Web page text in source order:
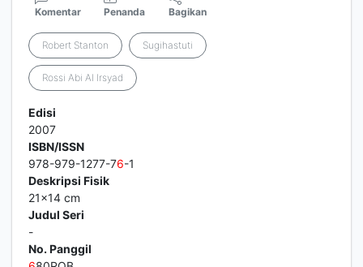
Komentar Penanda Bagikan
Robert Stanton Sugihastuti
Rossi Abi Al Irsyad
Edisi
2007
ISBN/ISSN
978-979-1277-76-1
Deskripsi Fisik
21x14 cm
Judul Seri
-
No. Panggil